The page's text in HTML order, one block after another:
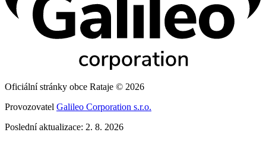
Oficiální stránky obce Rataje © 2026
Provozovatel Galileo Corporation s.r.o.
Poslední aktualizace: 2. 8. 2026